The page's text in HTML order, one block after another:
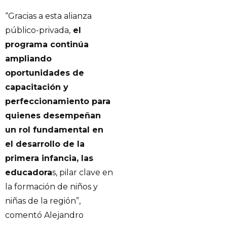
“Gracias a esta alianza
público-privada, el
programa continúa
ampliando
oportunidades de
capacitación y
perfeccionamiento para
quienes desempeñan
un rol fundamental en
el desarrollo de la
primera infancia, las
educadoras, pilar clave en
la formación de niños y
niñas de la región”,
comentó Alejandro